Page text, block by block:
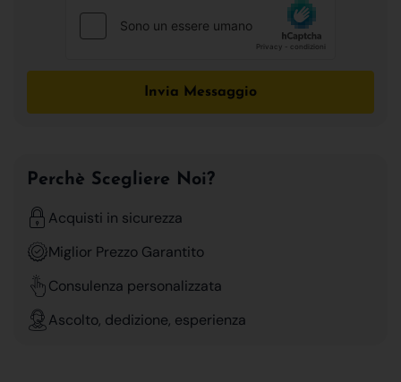
Invia Messaggio
Perchè Scegliere Noi?
Acquisti in sicurezza
Miglior Prezzo Garantito
Consulenza personalizzata
Ascolto, dedizione, esperienza